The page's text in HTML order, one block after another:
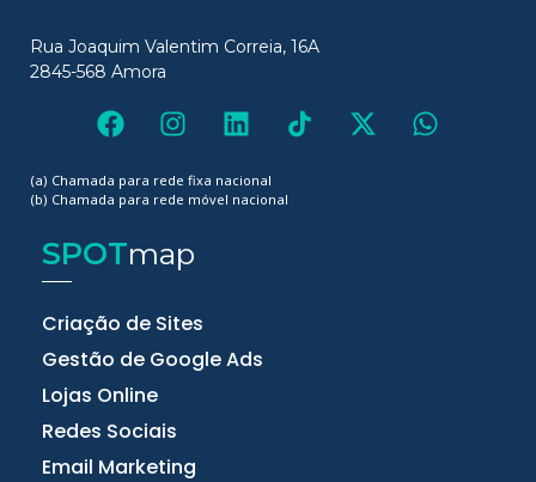
Rua Joaquim Valentim Correia, 16A
2845-568 Amora
(a) Chamada para rede fixa nacional
(b) Chamada para rede móvel nacional
SPOTmap
Criação de Sites
Gestão de Google Ads
Lojas Online
Redes Sociais
Email Marketing